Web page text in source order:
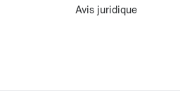
Avis juridique